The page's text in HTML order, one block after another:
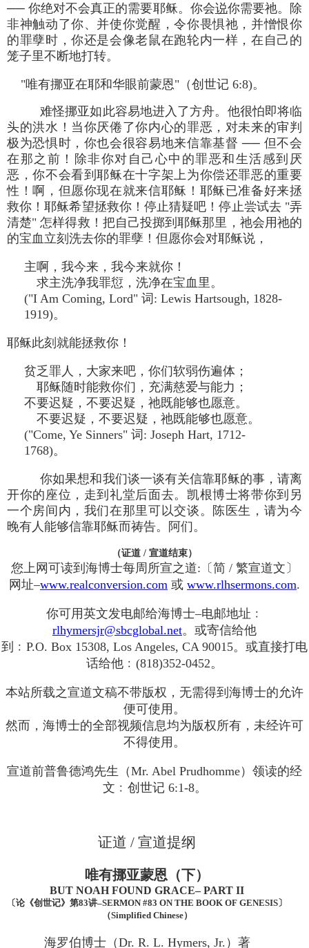
── 你绝对不会真正的需要耶稣。你会说你需要祂。除
非神触动了你、并使你觉醒，令你畏惧祂，并憎恨你
的罪孽时，你还是会像老鼠在跑轮内一样，在自己的
笼子里不断地打转。
"唯有挪亚在耶和华眼前蒙恩"（创世记 6:8)。
难怪挪亚如此容易地进入了方舟。他很怕即将临
头的洪水！当你厌倦了你内心的罪恶，对未来的审判
极为恐惧时，你也会很容易地来信靠基督 ── 但不会
在那之前！除非你对自己心中的罪恶和生活感到厌
恶，你不会看到耶稣在十字架上为你偿还罪恶的重要
性！啊，但愿你现在就来信耶稣！耶稣已准备好来拯
救你！耶稣希望拯救你！停止猜疑吧！停止尝试去 "弄
清楚" 怎样得救！把自己投掷到耶稣那里，祂会用祂的
的宝血立刻洗去你的罪孽！但愿你会对耶稣说，
主啊，我今来，我今来就你！
求主洗净我罪愆，洗净在宝血里。
("I Am Coming, Lord" 词: Lewis Hartsough, 1828-
1919)。
耶稣此刻就能拯救你！
贫乏罪人，大家来吧，你们软弱伤遍体；
耶稣随时能救你们，充满慈爱与能力；
不要迟疑，不要迟疑，祂既能够也愿意。
不要迟疑，不要迟疑，祂既能够也愿意。
("Come, Ye Sinners" 词: Joseph Hart, 1712-
1768)。
你如果想和我们谈一谈有关信靠耶稣的事，请离
开你的座位，走到礼堂后面去。凯根博士将带你到另
一个房间内，我们在那里可以交谈。陈医生，请为今
晚有人能够信靠耶稣而祷告。阿们。
（证道 / 宣道结束）
您上网可读到海博士每周所宣之道:〔简 / 繁宣道文〕
网址–www.realconversion.com 或 www.rlhsermons.com.
你可用英文发电邮给海博士–电邮地址﹕
rlhymersjr@sbcglobal.net。或寄信给他
到﹕P.O. Box 15308, Los Angeles, CA 90015。或直接打电
话给他﹕(818)352-0452。
本站所载之宣道文稿不带版权，无需得到海博士的允许
便可使用。
然而，海博士的全部视频信息均为版权所有，未经许可
不得使用。
宣道前普鲁德鸿先生（Mr. Abel Prudhomme）领读的经
文﹕创世记 6:1-8。
证道 / 宣道提纲
唯有挪亚蒙恩（下）
BUT NOAH FOUND GRACE– PART II
〔论《创世记》第83讲–SERMON #83 ON THE BOOK OF GENESIS〕
（Simplified Chinese）
海罗伯博士（Dr. R. L. Hymers, Jr.）著